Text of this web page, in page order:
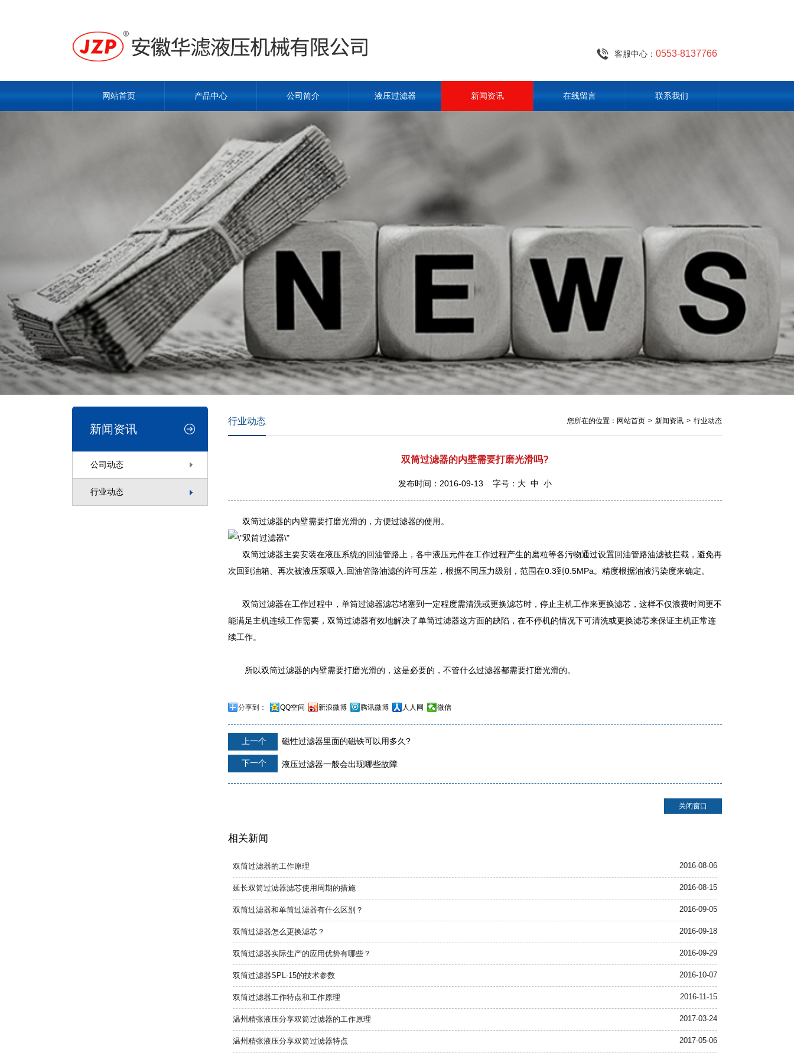
客服中心： 0553-8137766
网站首页 产品中心 公司简介 液压过滤器 新闻资讯 在线留言 联系我们
新闻资讯
公司动态
行业动态
行业动态 您所在的位置： 网站首页 > 新闻资讯 > 行业动态
双筒过滤器的内壁需要打磨光滑吗?
发布时间：2016-09-13 字号： 大 中 小
双筒过滤器的内壁需要打磨光滑的，方便过滤器的使用。
双筒过滤器主要安装在液压系统的回油管路上，各中液压元件在工作过程产生的磨粒等各污物通过设置回油管路油滤被拦截，避免再
次回到油箱、再次被液压泵吸入.回油管路油滤的许可压差，根据不同压力级别，范围在0.3到0.5MPa。精度根据油液污染度来确定。
双筒过滤器在工作过程中，单筒过滤器滤芯堵塞到一定程度需清洗或更换滤芯时，停止主机工作来更换滤芯，这样不仅浪费时间更不
能满足主机连续工作需要，双筒过滤器有效地解决了单筒过滤器这方面的缺陷，在不停机的情况下可清洗或更换滤芯来保证主机正常连
续工作。
所以双筒过滤器的内壁需要打磨光滑的，这是必要的，不管什么过滤器都需要打磨光滑的。
分享到： QQ空间 新浪微博 腾讯微博 人人网 微信
上一个 磁性过滤器里面的磁铁可以用多久?
下一个 液压过滤器一般会出现哪些故障
关闭窗口
相关新闻
双筒过滤器的工作原理 2016-08-06
延长双筒过滤器滤芯使用周期的措施 2016-08-15
双筒过滤器和单筒过滤器有什么区别？ 2016-09-05
双筒过滤器怎么更换滤芯？ 2016-09-18
双筒过滤器实际生产的应用优势有哪些？ 2016-09-29
双筒过滤器SPL-15的技术参数 2016-10-07
双筒过滤器工作特点和工作原理 2016-11-15
温州精张液压分享双筒过滤器的工作原理 2017-03-24
温州精张液压分享双筒过滤器特点 2017-05-06